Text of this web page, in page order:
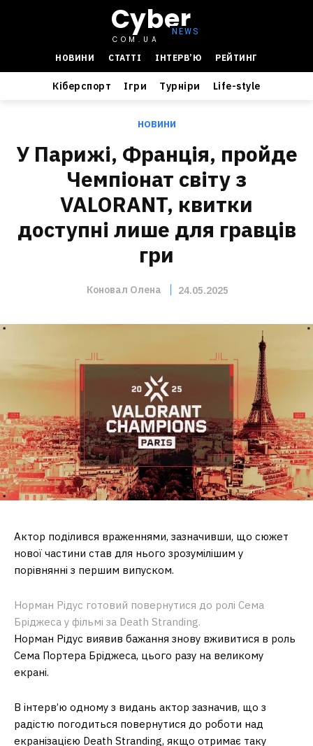
Cyber
COM.UA
НОВИНИ
СТАТТІ ІНТЕРВ’Ю РЕЙТИНГ
Кіберспорт Ігри Турніри Life-style
НОВИНИ
У Парижі, Франція, пройде
Чемпіонат світу з
VALORANT, квитки
доступні лише для гравців
гри
Коновал Олена 24.05.2025
Актор поділився враженнями, зазначивши, що сюжет
нової частини став для нього зрозумілішим у
порівнянні з першим випуском.
Норман Рідус готовий повернутися до ролі Сема
Бріджеса у фільмі за Death Stranding.
Норман Рідус виявив бажання знову вживитися в роль
Сема Портера Бріджеса, цього разу на великому
екрані.
В інтерв’ю одному з видань актор зазначив, що з
радістю погодиться повернутися до роботи над
екранізацією Death Stranding, якщо отримає таку